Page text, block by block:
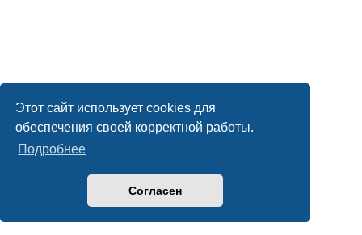
Этот сайт использует cookies для
обеспечения своей корректной работы.
Подробнее
Согласен